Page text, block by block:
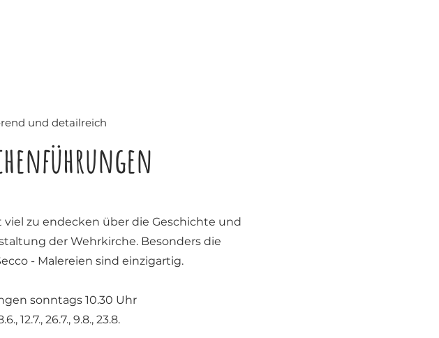
und detailreich
viel zu endecken über die Geschichte und
der Wehrkirche. Besonders die
- Malereien sind einzigartig.
sonntags 10.30 Uhr
12.7., 26.7., 9.8., 23.8.